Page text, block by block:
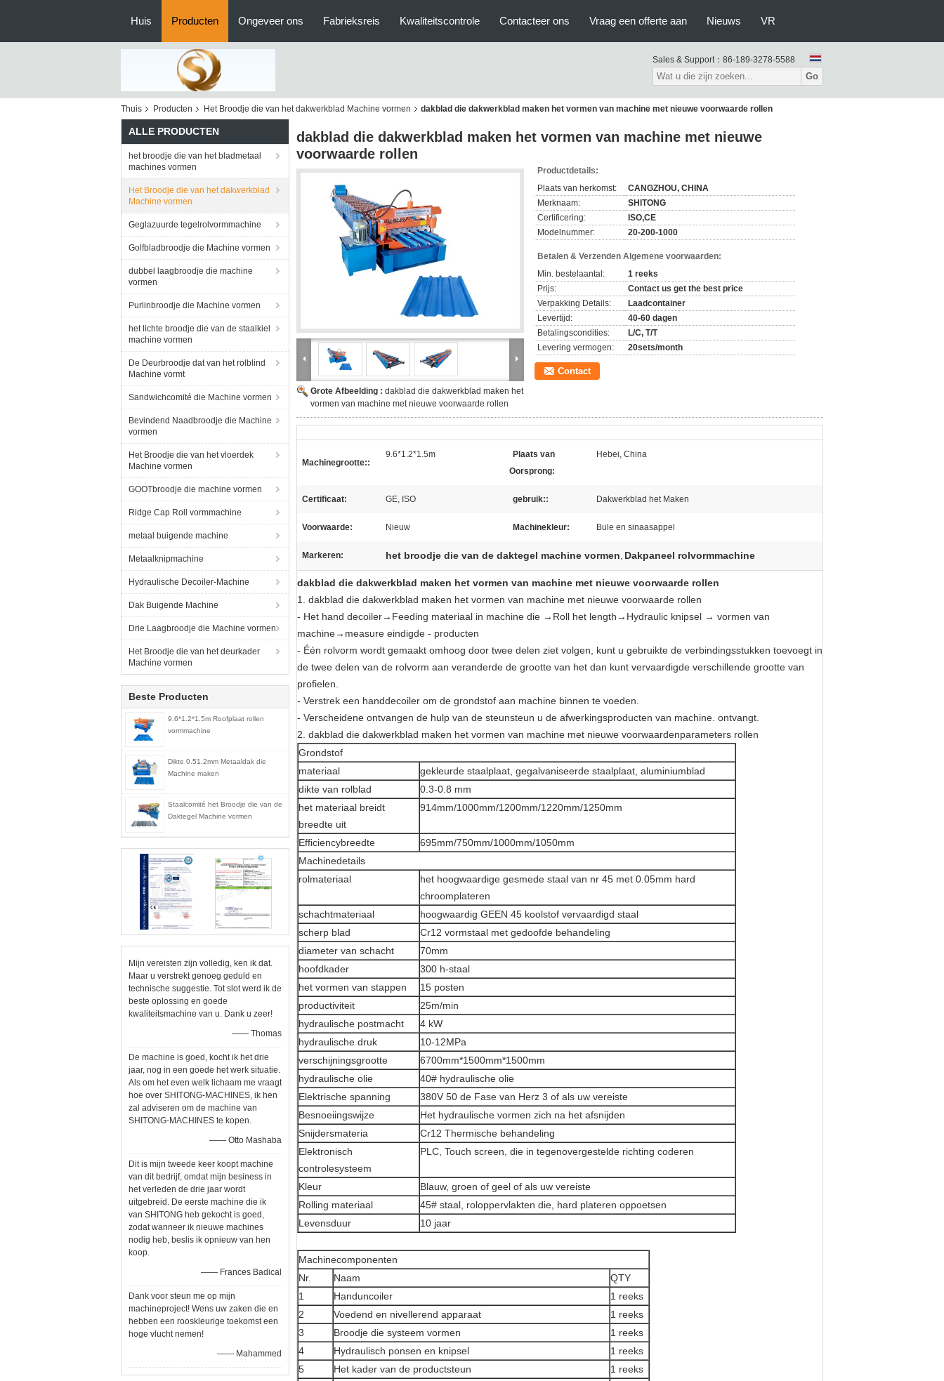
Huis Producten Ongeveer ons Fabrieksreis Kwaliteitscontrole Contacteer ons Vraag een offerte aan Nieuws VR
Sales & Support： 86-189-3278-5588
Go
Thuis Producten Het Broodje die van het dakwerkblad Machine vormen dakblad die dakwerkblad maken het vormen van machine met nieuwe voorwaarde rollen
ALLE PRODUCTEN
het broodje die van het bladmetaal
machines vormen
Het Broodje die van het dakwerkblad
Machine vormen
Geglazuurde tegelrolvormmachine
Golfbladbroodje die Machine vormen
dubbel laagbroodje die machine
vormen
Purlinbroodje die Machine vormen
het lichte broodje die van de staalkiel
machine vormen
De Deurbroodje dat van het rolblind
Machine vormt
Sandwichcomité die Machine vormen
Bevindend Naadbroodje die Machine
vormen
Het Broodje die van het vloerdek
Machine vormen
GOOTbroodje die machine vormen
Ridge Cap Roll vormmachine
metaal buigende machine
Metaalknipmachine
Hydraulische Decoiler-Machine
Dak Buigende Machine
Drie Laagbroodje die Machine vormen
Het Broodje die van het deurkader
Machine vormen
Beste Producten
9.6*1.2*1.5m Roofplaat rollen
vormmachine
Dikte 0.51.2mm Metaaldak die
Machine maken
Staalcomité het Broodje die van de
Daktegel Machine vormen
Mijn vereisten zijn volledig, ken ik dat.
Maar u verstrekt genoeg geduld en
technische suggestie. Tot slot werd ik de
beste oplossing en goede
kwaliteitsmachine van u. Dank u zeer!
—— Thomas
De machine is goed, kocht ik het drie
jaar, nog in een goede het werk situatie.
Als om het even welk lichaam me vraagt
hoe over SHITONG-MACHINES, ik hen
zal adviseren om de machine van
SHITONG-MACHINES te kopen.
—— Otto Mashaba
Dit is mijn tweede keer koopt machine
van dit bedrijf, omdat mijn besiness in
het verleden de drie jaar wordt
uitgebreid. De eerste machine die ik
van SHITONG heb gekocht is goed,
zodat wanneer ik nieuwe machines
nodig heb, beslis ik opnieuw van hen
koop.
—— Frances Badical
Dank voor steun me op mijn
machineproject! Wens uw zaken die en
hebben een rooskleurige toekomst een
hoge vlucht nemen!
—— Mahammed
dakblad die dakwerkblad maken het vormen van machine met nieuwe
voorwaarde rollen
Grote Afbeelding : dakblad die dakwerkblad maken het
vormen van machine met nieuwe voorwaarde rollen
Productdetails:
Plaats van herkomst:
CANGZHOU, CHINA
Merknaam:
SHITONG
Certificering:
ISO,CE
Modelnummer:
20-200-1000
Betalen & Verzenden Algemene voorwaarden:
Min. bestelaantal:
1 reeks
Prijs:
Contact us get the best price
Verpakking Details:
Laadcontainer
Levertijd:
40-60 dagen
Betalingscondities:
L/C, T/T
Levering vermogen:
20sets/month
Contact
Machinegrootte::
9.6*1.2*1.5m
Plaats van
Oorsprong:
Hebei, China
Certificaat: GE, ISO gebruik:: Dakwerkblad het Maken
Voorwaarde: Nieuw Machinekleur: Bule en sinaasappel
Markeren: het broodje die van de daktegel machine vormen, Dakpaneel rolvormmachine
dakblad die dakwerkblad maken het vormen van machine met nieuwe voorwaarde rollen
1. dakblad die dakwerkblad maken het vormen van machine met nieuwe voorwaarde rollen
- Het hand decoiler→Feeding materiaal in machine die →Roll het length→Hydraulic knipsel → vormen van
machine→measure eindigde - producten
- Één rolvorm wordt gemaakt omhoog door twee delen ziet volgen, kunt u gebruikte de verbindingsstukken toevoegt in
de twee delen van de rolvorm aan veranderde de grootte van het dan kunt vervaardigde verschillende grootte van
profielen.
- Verstrek een handdecoiler om de grondstof aan machine binnen te voeden.
- Verscheidene ontvangen de hulp van de steunsteun u de afwerkingsproducten van machine. ontvangt.
2. dakblad die dakwerkblad maken het vormen van machine met nieuwe voorwaardenparameters rollen
Grondstof
materiaal
gekleurde staalplaat, gegalvaniseerde staalplaat, aluminiumblad
dikte van rolblad
0.3-0.8 mm
het materiaal breidt
breedte uit
914mm/1000mm/1200mm/1220mm/1250mm
Efficiencybreedte
695mm/750mm/1000mm/1050mm
Machinedetails
rolmateriaal
het hoogwaardige gesmede staal van nr 45 met 0.05mm hard
chroomplateren
schachtmateriaal
hoogwaardig GEEN 45 koolstof vervaardigd staal
scherp blad
Cr12 vormstaal met gedoofde behandeling
diameter van schacht
70mm
hoofdkader
300 h-staal
het vormen van stappen
15 posten
productiviteit
25m/min
hydraulische postmacht
4 kW
hydraulische druk
10-12MPa
verschijningsgrootte
6700mm*1500mm*1500mm
hydraulische olie
40# hydraulische olie
Elektrische spanning
380V 50 de Fase van Herz 3 of als uw vereiste
Besnoeiingswijze
Het hydraulische vormen zich na het afsnijden
Snijdersmateria
Cr12 Thermische behandeling
Elektronisch
controlesysteem
PLC, Touch screen, die in tegenovergestelde richting coderen
Kleur
Blauw, groen of geel of als uw vereiste
Rolling materiaal
45# staal, roloppervlakten die, hard plateren oppoetsen
Levensduur
10 jaar
Machinecomponenten
Nr.
Naam
QTY
1
Handuncoiler
1 reeks
2
Voedend en nivellerend apparaat
1 reeks
3
Broodje die systeem vormen
1 reeks
4
Hydraulisch ponsen en knipsel
1 reeks
5
Het kader van de productsteun
1 reeks